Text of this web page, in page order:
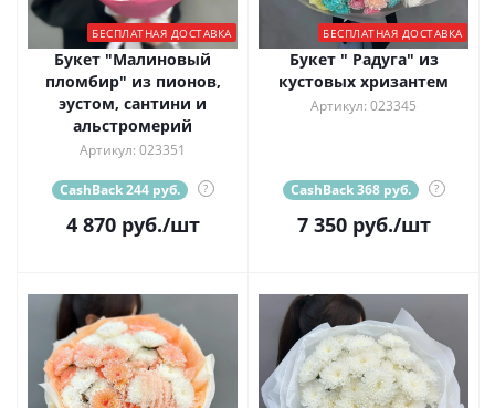
БЕСПЛАТНАЯ ДОСТАВКА
Букет "Малиновый
пломбир" из пионов,
эустом, сантини и
альстромерий
Артикул: 023351
CashBack 244 руб. ?
4 870руб./шт
БЕСПЛАТНАЯ ДОСТАВКА
Букет " Радуга" из
кустовых хризантем
Артикул: 023345
CashBack 368 руб. ?
7 350руб./шт